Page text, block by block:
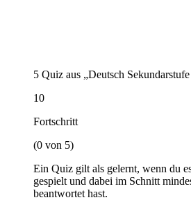
5 Quiz aus „Deutsch
10
Fortschritt
(0 von 5)
Ein Quiz gilt als gelernt, wenn du
gespielt und dabei im Schnitt
beantwortet hast.